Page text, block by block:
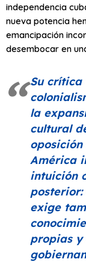
independencia
nueva potencia
emancipación
desembocar en
Su crítica
la
cultural
América
intuición
exige
propias y